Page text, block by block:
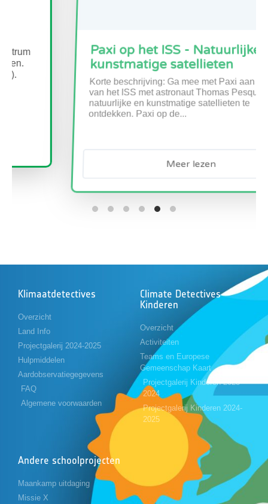
Paxi op het ISS - Natuurlijke en
kunstmatige satellieten
Korte beschrijving: Ga mee met Paxi aan boord
van het ISS met astronaut Thomas Pesquet om
natuurlijke en kunstmatige satellieten te
ontdekken. Paxi op de...
Klimaatdetectives
Overzicht
Land Info
Projectgalerij 2024-2025
Hulpmiddelen
Aardobservatiegegevens
FAQ
Algemene voorwaarden
Climate Detectives
Kinderen
Overzicht
Activiteiten
Teams en Europese
Gemeenschap Kaart
Projectgalerij Kinderen 2023-
2024
Projectgalerij Kinderen 2024-
2025
Andere schoolprojecten
Maankamp uitdaging
Missie X